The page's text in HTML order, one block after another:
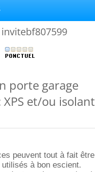
invitebf807599
porte garage
et/ou
peuvent tout à fait
à bon escient.